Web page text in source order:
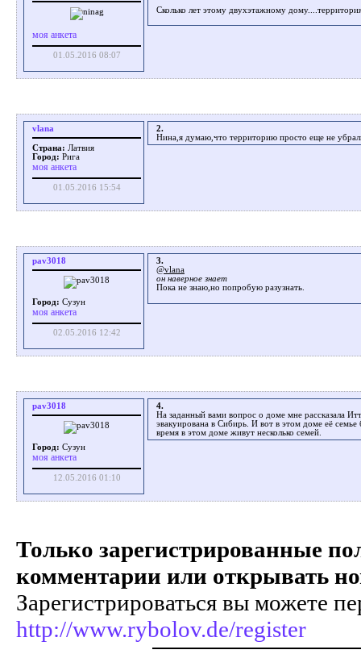
моя анкета
01.05.2016 08:07
Сколько лет этому двухэтажному
vlana
Страна: Латвия
Город: Рига
моя анкета
01.05.2016 15:54
2.
Нина,я думаю,что территорию просто еще не
pav3018
Город: Сузун
моя анкета
02.05.2016 12:42
3.
@vlana
он наверное знает
Пока не знаю,но попробую разузнать.
pav3018
Город: Сузун
моя анкета
12.05.2016 01:10
4.
На заданный вами вопрос о доме мне рассказала
эвакуирована в Сибирь. И вот в этом доме её
время в этом доме живут несколько семей.
Только зарегистрированные
комментарии или открывать
Зарегистрироваться вы можете
http://www.rybolov.de/register